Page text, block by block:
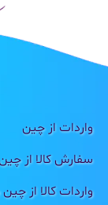
واردات از چین
سفارش کالا از چین
واردات کالا از